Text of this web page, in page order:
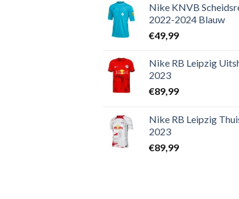
Nike KNVB
2022-2024 Blauw
€49,99
Nike RB Leipzig
2023
€89,99
Nike RB Leipzig
2023
€89,99